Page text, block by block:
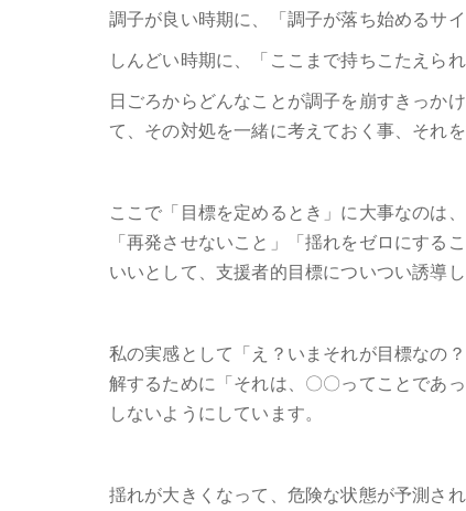
調子が良い時期に、「調子が落ち始めるサ
しんどい時期に、「ここまで持ちこたえら
日ごろからどんなことが調子を崩すきっか
て、その対処を一緒に考えておく事、それ
ここで「目標を定めるとき」に大事なのは、
「再発させないこと」「揺れをゼロにする
いいとして、支援者的目標についつい誘導
私の実感として「え？いまそれが目標なの
解するために「それは、〇〇ってことであ
しないようにしています。
揺れが大きくなって、危険な状態が予測さ